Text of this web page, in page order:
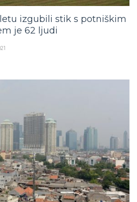
izgubili stik s potniškim
je 62 ljudi